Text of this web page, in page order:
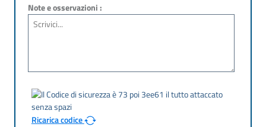
Note e osservazioni :
Ricarica codice